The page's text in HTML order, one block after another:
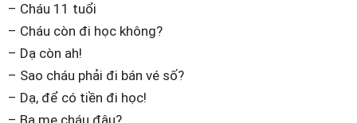
– Cháu 11 tuổi
– Cháu còn đi học không?
– Dạ còn ah!
– Sao cháu phải đi bán vé số?
– Dạ, để có tiền đi học!